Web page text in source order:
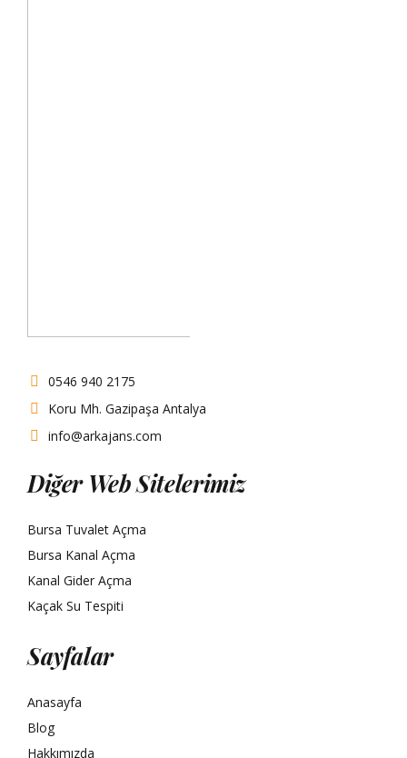
0546 940 2175
Koru Mh. Gazipaşa Antalya
info@arkajans.com
Diğer Web Sitelerimiz
Bursa Tuvalet Açma
Bursa Kanal Açma
Kanal Gider Açma
Kaçak Su Tespiti
Sayfalar
Anasayfa
Blog
Hakkımızda